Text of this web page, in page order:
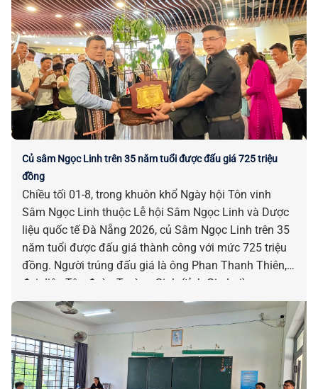
Củ sâm Ngọc Linh trên 35 năm tuổi được đấu giá 725 triệu
đồng
Chiều tối 01-8, trong khuôn khổ Ngày hội Tôn vinh
Sâm Ngọc Linh thuộc Lễ hội Sâm Ngọc Linh và Dược
liệu quốc tế Đà Nẵng 2026, củ Sâm Ngọc Linh trên 35
năm tuổi được đấu giá thành công với mức 725 triệu
đồng. Người trúng đấu giá là ông Phan Thanh Thiên,
đại diện Tập đoàn Trường Sinh (tỉnh Gia Lai).